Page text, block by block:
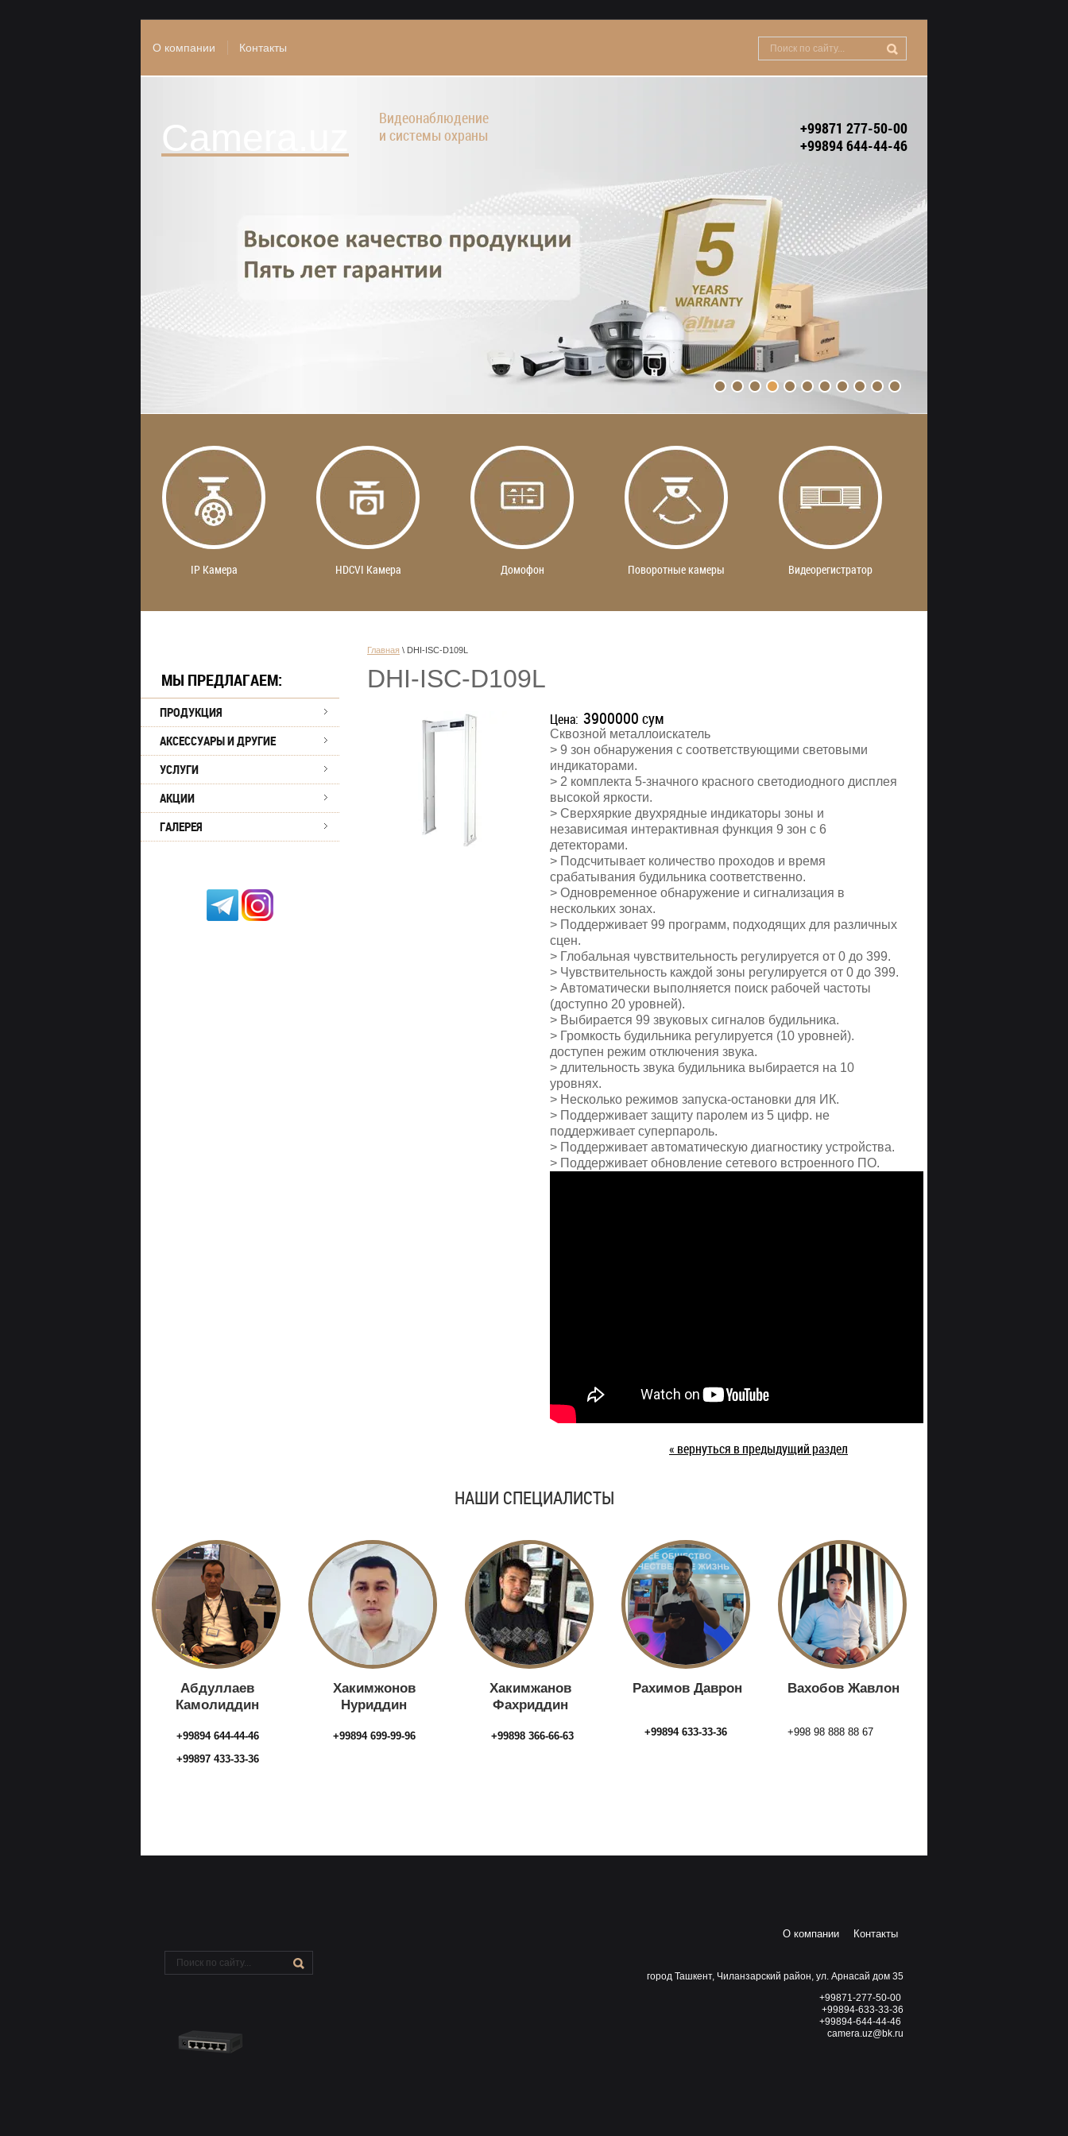
О компании Контакты
+99871 277-50-00
+99894 644-44-46
Camera.uz
Видеонаблюдение
и системы охраны
IP Камера HDCVI Камера Домофон Поворотные камеры Видеорегистратор
МЫ ПРЕДЛАГАЕМ:
ПРОДУКЦИЯ
АКСЕССУАРЫ И ДРУГИЕ
УСЛУГИ
АКЦИИ
ГАЛЕРЕЯ
Главная \ DHI-ISC-D109L
DHI-ISC-D109L
Цена: 3900000 сум
Сквозной металлоискатель
> 9 зон обнаружения с соответствующими световыми
индикаторами.
> 2 комплекта 5-значного красного светодиодного дисплея
высокой яркости.
> Сверхяркие двухрядные индикаторы зоны и
независимая интерактивная функция 9 зон с 6
детекторами.
> Подсчитывает количество проходов и время
срабатывания будильника соответственно.
> Одновременное обнаружение и сигнализация в
нескольких зонах.
> Поддерживает 99 программ, подходящих для различных
сцен.
> Глобальная чувствительность регулируется от 0 до 399.
> Чувствительность каждой зоны регулируется от 0 до 399.
> Автоматически выполняется поиск рабочей частоты
(доступно 20 уровней).
> Выбирается 99 звуковых сигналов будильника.
> Громкость будильника регулируется (10 уровней).
доступен режим отключения звука.
> длительность звука будильника выбирается на 10
уровнях.
> Несколько режимов запуска-остановки для ИК.
> Поддерживает защиту паролем из 5 цифр. не
поддерживает суперпароль.
> Поддерживает автоматическую диагностику устройства.
> Поддерживает обновление сетевого встроенного ПО.
« вернуться в предыдущий раздел
НАШИ СПЕЦИАЛИСТЫ
Абдуллаев
Камолиддин
+99894 644-44-46
+99897 433-33-36
Хакимжонов
Нуриддин
+99894 699-99-96
Хакимжанов
Фахриддин
+99898 366-66-63
Рахимов Даврон
+99894 633-33-36
Вахобов Жавлон
+998 98 888 88 67
О компании Контакты
город Ташкент, Чиланзарский район, ул. Арнасай дом 35
+99871-277-50-00
+99894-633-33-36
+99894-644-44-46
camera.uz@bk.ru